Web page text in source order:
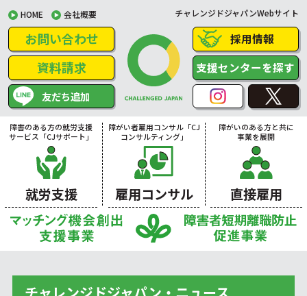
HOME 会社概要 チャレンジドジャパンWebサイト
お問い合わせ
資料請求
友だち追加
採用情報
支援センターを探す
障害のある方の就労支援
サービス「CJサポート」
就労支援
障がい者雇用コンサル「CJ
コンサルティング」
雇用コンサル
障がいのある方と共に
事業を展開
直接雇用